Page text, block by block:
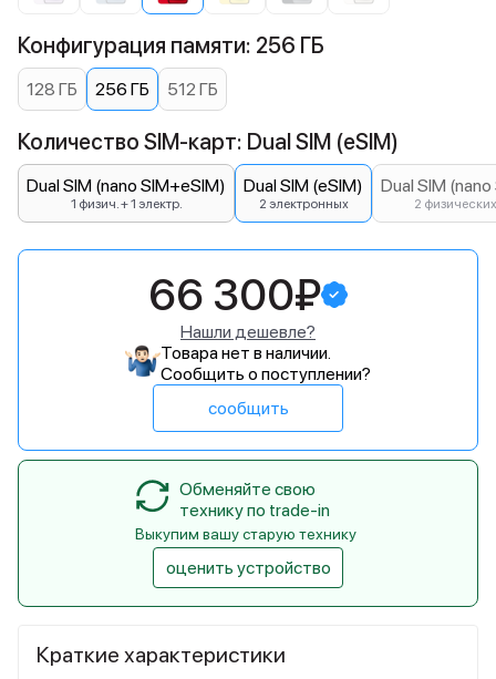
Краткие характеристики
Конфигурация памяти: 256 ГБ
128 ГБ 256 ГБ 512 ГБ
Количество SIM-карт: Dual SIM (eSIM)
Dual SIM (nano SIM+eSIM)
1 физич. + 1 электр.
Dual SIM (eSIM)
2 электронных
Dual SIM
2 физических
66 300₽
Нашли дешевле?
Товара нет в наличии.
Сообщить о поступлении?
сообщить
Обменяйте свою
технику по trade-in
Выкупим вашу старую технику
оценить устройство